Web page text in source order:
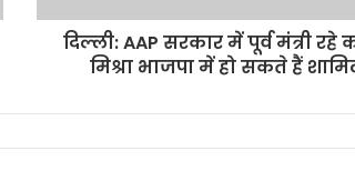
दिल्ली: AAP सरकार में पूर्व मंत्री रहे
मिश्रा भाजपा में हो सकते हैं